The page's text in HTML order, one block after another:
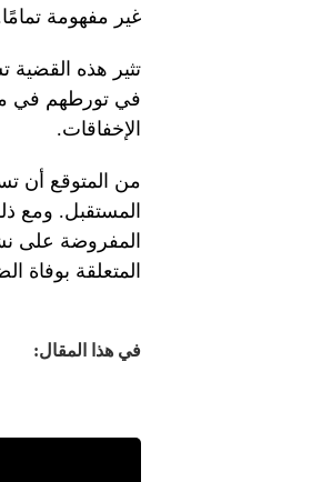
غير مفهومة
تثير هذه القضية
في تورطهم في
الإخفاقات.
من المتوقع أن
المستقبل. ومع
المفروضة على
المتعلقة بوفاة
في هذا المقال: